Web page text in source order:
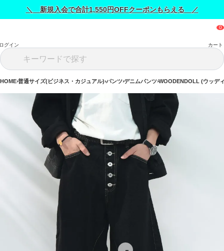
＼ 新規入会で合計1,550円OFFクーポンもらえる ／
グイン カート
HOME 普通サイズ(ビジネス・カジュアル) パンツ デニムパンツ WOODENDOLL (ウッデ